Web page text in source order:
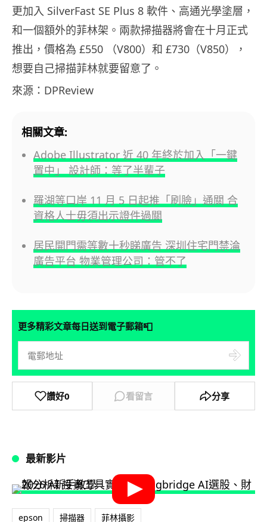
更加入 SilverFast SE Plus 8 軟件、高通光學塗層，
和一個額外的菲林架。兩款掃描器將會在十月正式
推出，價格為 £550 （V800）和 £730（V850），
想要自己掃描菲林就要留意了。
來源：DPReview
相關文章:
Adobe Illustrator 近 40 年終於加入「一鍵
置中」 設計師：等了半輩子
羅湖等口岸 11 月 5 日起推「刷臉」通關 合
資格人士毋須出示證件過關
居民開門需等數十秒睇廣告 深圳住宅門禁淪
廣告平台 物業管理公司：管不了
更多精彩文章每日送到電子郵箱📮
讚好0 看留言 分享
最新影片
epson 掃描器 菲林攝影